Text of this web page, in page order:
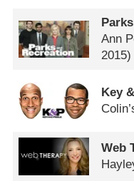
Ann
2015)
Key
Web